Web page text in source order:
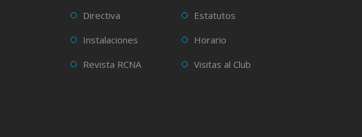
Directiva
Estatutos
Instalaciones
Horario
Revista RCNA
Visitas al Club